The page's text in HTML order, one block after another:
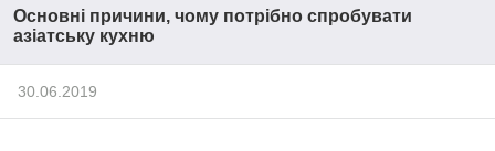
Основні причини, чому потрібно спробувати
азіатську кухню
30.06.2019